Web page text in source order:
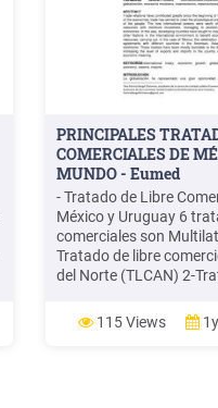
PRINCIPALES
COMERCIALES DE
MUNDO - Eumed
- Tratado de Libre
México y Uruguay 6
comerciales son
Tratado de libre
del Norte (TLCAN) 2-
3-Tratado de Libre
Unión Europea (TLCUE)
115 Views